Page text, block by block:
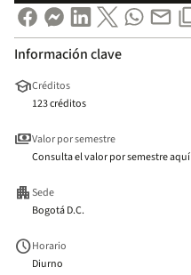
Información clave
schoolCréditos
123 créditos
paymentsValor por semestre
Consulta el valor por semestre aquí
apartmentSede
Bogotá D.C.
scheduleHorario
Diurno